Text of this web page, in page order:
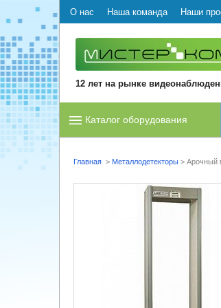
О нас Наша команда Наши
12 лет на рынке
Каталог оборудования
Главная > Металлодетекторы > Арочный